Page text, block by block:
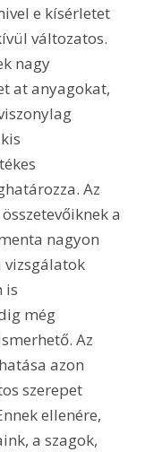
e kísérletet
változatos.
nagy
at anyagokat,
Az
a
nagyon
is
még
Az
azon
szerepet
ellenére,
a szagok,